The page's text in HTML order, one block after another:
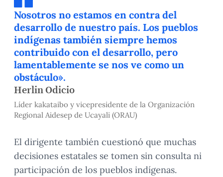
Nosotros no estamos en contra del
desarrollo de nuestro país. Los pueblos
indígenas también siempre hemos
contribuido con el desarrollo, pero
lamentablemente se nos ve como un
obstáculo».
Herlin Odicio
Líder kakataibo y vicepresidente de la Organización
Regional Aidesep de Ucayali (ORAU)
El dirigente también cuestionó que muchas
decisiones estatales se tomen sin consulta ni
participación de los pueblos indígenas.